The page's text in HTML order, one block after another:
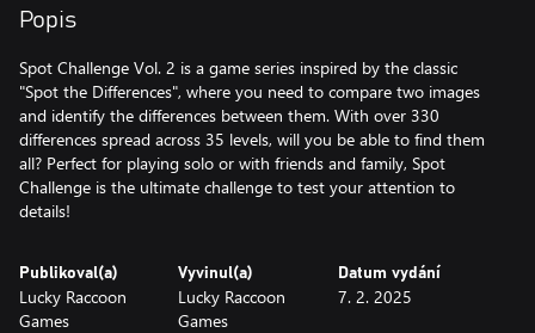
Popis
Spot Challenge Vol. 2 is a game series inspired by the classic
"Spot the Differences", where you need to compare two images
and identify the differences between them. With over 330
differences spread across 35 levels, will you be able to find them
all? Perfect for playing solo or with friends and family, Spot
Challenge is the ultimate challenge to test your attention to
details!
Publikoval(a)
Lucky Raccoon
Games
Vyvinul(a)
Lucky Raccoon
Games
Datum vydání
7. 2. 2025